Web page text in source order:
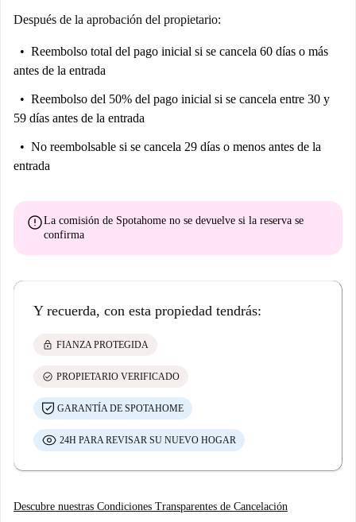
Después de la aprobación del propietario:
Reembolso total del pago inicial si se cancela 60 días o más
antes de la entrada
Reembolso del 50% del pago inicial si se cancela entre 30 y
59 días antes de la entrada
No reembolsable si se cancela 29 días o menos antes de la
entrada
errorLa comisión de Spotahome no se devuelve si la reserva se
confirma
Y recuerda, con esta propiedad tendrás:
lock FIANZA PROTEGIDA
check_circle PROPIETARIO VERIFICADO
GARANTÍA DE SPOTAHOME
24H PARA REVISAR SU NUEVO HOGAR
Descubre nuestras Condiciones Transparentes de Cancelación